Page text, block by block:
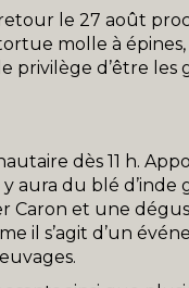
le 27 août
molle à
privilège d’être les
dès 11 h.
aura du blé d’inde
Caron et une
il s’agit d’un